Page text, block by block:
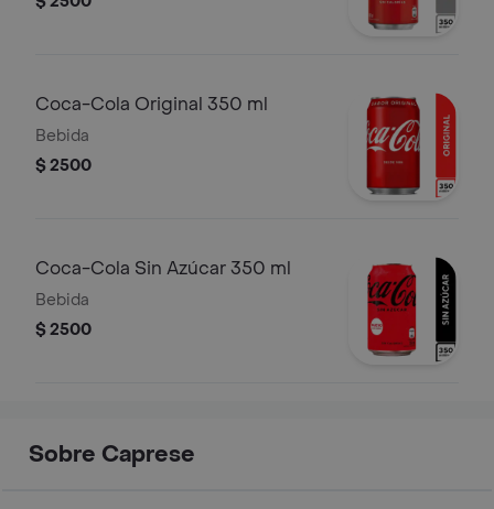
Coca-Cola Original 350 ml
Bebida
$ 2500
Coca-Cola Sin Azúcar 350 ml
Bebida
$ 2500
Sobre Caprese